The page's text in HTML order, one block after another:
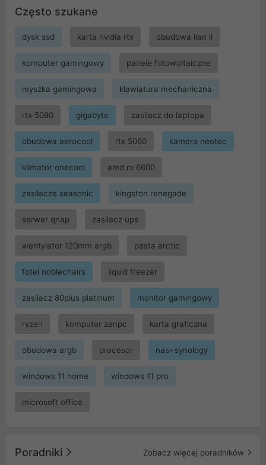
Często szukane
dysk ssd karta nvidia rtx obudowa lian li
komputer gamingowy panele fotowoltaiczne
myszka gamingowa klawiatura mechaniczna
rtx 5080 gigabyte zasilacz do laptopa
obudowa aerocool rtx 5060 kamera neotec
klimator onecool amd rx 6600
zasilacze seasonic kingston renegade
serwer qnap zasilacz ups
wentylator 120mm argb pasta arctic
fotel noblechairs liquid freezer
zasilacz 80plus platinum monitor gamingowy
ryzen komputer zenpc karta graficzna
obudowa argb procesor nas+synology
windows 11 home windows 11 pro
microsoft office
Poradniki Zobacz więcej poradników